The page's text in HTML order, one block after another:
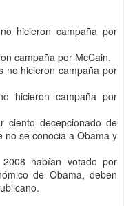
hicieron campaña por
campaña por McCain.
no hicieron campaña por
hicieron campaña por
decepcionado de
no se conocia a Obama y
habían votado por
de Obama, deben